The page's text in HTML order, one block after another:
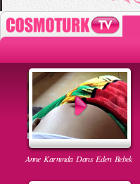
Anne Karnında Dans Eden Bebek